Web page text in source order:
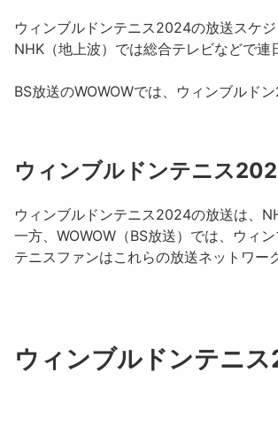
ウィンブルドンテニス2024の放送スケジ
NHK（地上波）では総合テレビなどで連
BS放送のWOWOWでは、ウィンブルド
ウィンブルドンテニス
ウィンブルドンテニス2024の放送は、
一方、WOWOW（BS放送）では、ウィ
テニスファンはこれらの放送ネットワー
ウィンブルドンテニ